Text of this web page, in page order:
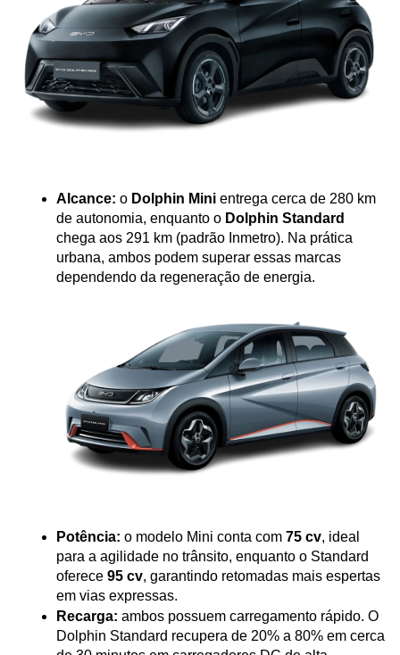
Alcance: o Dolphin Mini entrega cerca de 280 km
de autonomia, enquanto o Dolphin Standard
chega aos 291 km (padrão Inmetro). Na prática
urbana, ambos podem superar essas marcas
dependendo da regeneração de energia.
Potência: o modelo Mini conta com 75 cv, ideal
para a agilidade no trânsito, enquanto o Standard
oferece 95 cv, garantindo retomadas mais espertas
em vias expressas.
Recarga: ambos possuem carregamento rápido. O
Dolphin Standard recupera de 20% a 80% em cerca